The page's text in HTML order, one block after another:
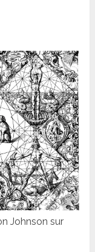
Johnson sur